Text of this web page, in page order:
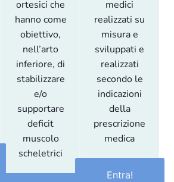
ortesici che
hanno come
obiettivo,
nell’arto
inferiore, di
stabilizzare
e/o
supportare
deficit
muscolo
scheletrici
medici
realizzati su
misura e
sviluppati e
realizzati
secondo le
indicazioni
della
prescrizione
medica
Entra!